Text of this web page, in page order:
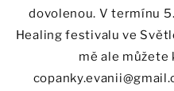
dovolenou. V termínu
Healing festivalu ve
mě ale můžete